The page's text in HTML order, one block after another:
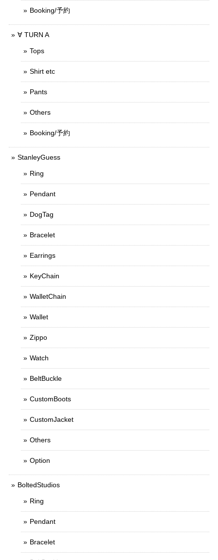
Booking/予約
∀ TURN A
Tops
Shirt etc
Pants
Others
Booking/予約
StanleyGuess
Ring
Pendant
DogTag
Bracelet
Earrings
KeyChain
WalletChain
Wallet
Zippo
Watch
BeltBuckle
CustomBoots
CustomJacket
Others
Option
BoltedStudios
Ring
Pendant
Bracelet